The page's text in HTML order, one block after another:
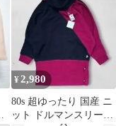
¥2,980
80s 超ゆったり 国産 ニ
ット ドルマンスリーブ